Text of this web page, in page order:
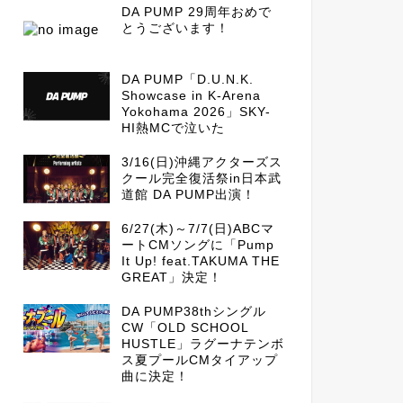
DA PUMP 29周年おめで
とうございます！
DA PUMP「D.U.N.K.
Showcase in K-Arena
Yokohama 2026」SKY-
HI熱MCで泣いた
3/16(日)沖縄アクターズス
クール完全復活祭in日本武
道館 DA PUMP出演！
6/27(木)～7/7(日)ABCマ
ートCMソングに「Pump
It Up! feat.TAKUMA THE
GREAT」決定！
DA PUMP38thシングル
CW「OLD SCHOOL
HUSTLE」ラグーナテンボ
ス夏プールCMタイアップ
曲に決定！